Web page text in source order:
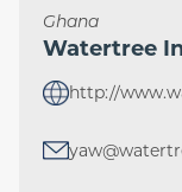
Ghana
Watertree
http://